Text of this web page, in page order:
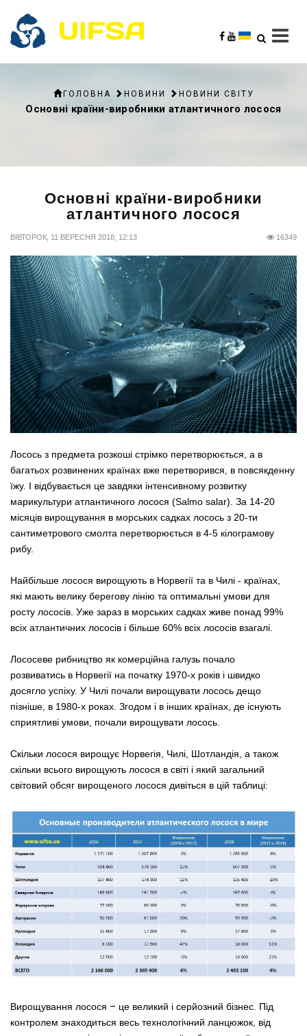
ГОЛОВНА НОВИНИ НОВИНИ СВІТУ
Основні країни-виробники атлантичного лосося
Основні країни-виробники
атлантичного лосося
ВІВТОРОК, 11 ВЕРЕСНЯ 2018, 12:13 16349
Лосось з предмета розкоші стрімко перетворюється, а в
багатьох розвинених країнах вже перетворився, в повсякденну
їжу. І відбувається це завдяки інтенсивному розвитку
марикультури атлантичного лосося (Salmo salar). За 14-20
місяців вирощування в морських садках лосось з 20-ти
сантиметрового смолта перетворюється в 4-5 кілограмову
рибу.
Найбільше лосося вирощують в Норвегії та в Чилі - країнах,
які мають велику берегову лінію та оптимальні умови для
росту лососів. Уже зараз в морських садках живе понад 99%
всіх атлантичних лососів і більше 60% всіх лососів взагалі.
Лососеве рибництво як комерційна галузь почало
розвиватись в Норвегії на початку 1970-х років і швидко
досягло успіху. У Чилі почали вирощувати лосось дещо
пізніше, в 1980-х роках. Згодом і в інших країнах, де існують
сприятливі умови, почали вирощувати лосось.
Скільки лосося вирощує Норвегія, Чилі, Шотландія, а також
скільки всього вирощують лосося в світі і який загальний
світовий обсяг вирощеного лосося дивіться в цій таблиці:
Вирощування лосося – це великий і серйозний бізнес. Під
контролем знаходиться весь технологічний ланцюжок, від